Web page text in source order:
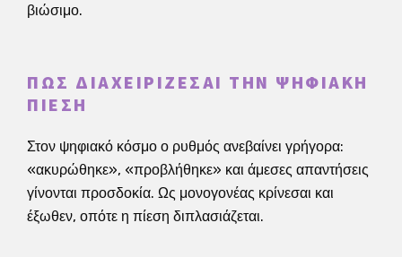
βιώσιμο.
ΠΏΣ ΔΙΑΧΕΙΡΊΖΕΣΑΙ ΤΗΝ ΨΗΦΙΑΚΉ
ΠΊΕΣΗ
Στον ψηφιακό κόσμο ο ρυθμός ανεβαίνει γρήγορα:
«ακυρώθηκε», «προβλήθηκε» και άμεσες απαντήσεις
γίνονται προσδοκία. Ως μονογονέας κρίνεσαι και
έξωθεν, οπότε η πίεση διπλασιάζεται.